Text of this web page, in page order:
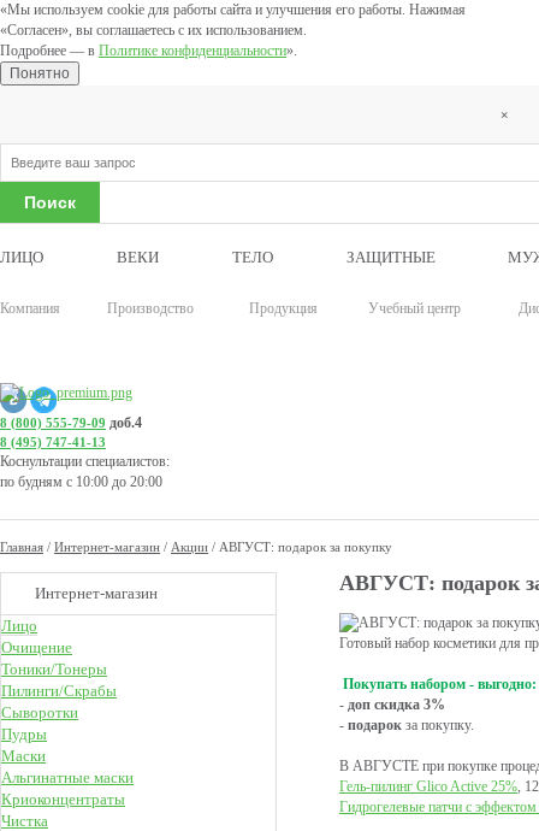
«Мы используем cookie для работы сайта и улучшения его работы. Нажимая
«Согласен», вы соглашаетесь с их использованием.
Подробнее — в Политике конфиденциальности».
Понятно
×
ЛИЦО ВЕКИ ТЕЛО ЗАЩИТНЫЕ
Компания Производство Продукция Учебный центр
8 (800) 555-79-09 доб.4
8 (495) 747-41-13
Коснультации специалистов:
по будням с 10:00 до 20:00
Главная / Интернет-магазин / Акции / АВГУСТ: подарок за покупку
Интернет-магазин
Лицо
Очищение
Тоники/Тонеры
Пилинги/Скрабы
Сыворотки
Пудры
Маски
Альгинатные маски
Криоконцентраты
Чистка
АВГУСТ: подарок
Готовый набор косметики для
Покупать набором - выгодно:
- доп скидка 3%
- подарок за покупку.
В АВГУСТЕ при покупке
Гель-пилинг Glico Active 25%,
Гидрогелевые патчи с